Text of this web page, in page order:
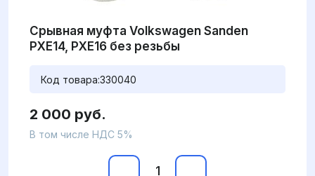
Срывная муфта Volkswagen Sanden
PXE14, PXE16 без резьбы
Код товара:330040
2 000 руб.
В том числе НДС 5%